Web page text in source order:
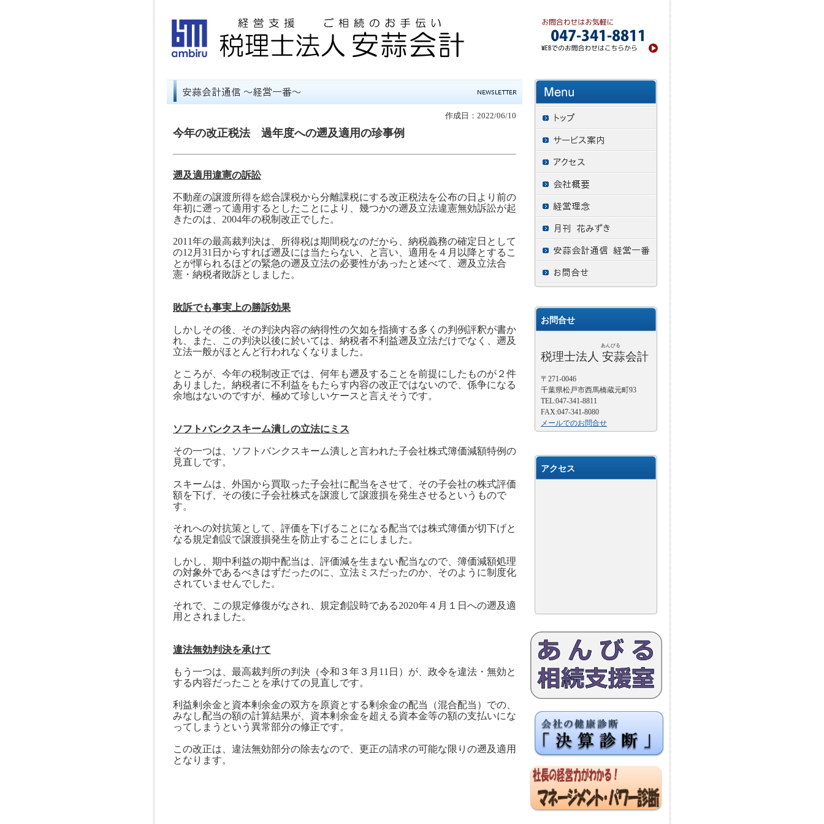
作成日：2022/06/10
今年の改正税法 過年度への遡及適用の珍事例
遡及適用違憲の訴訟
不動産の譲渡所得を総合課税から分離課税にする改正税法を公布の日より前の
年初に遡って適用するとしたことにより、幾つかの遡及立法違憲無効訴訟が起
きたのは、 2004年の税制改正でした。
2011年の最高裁判決は、所得税は期間税なのだから、納税義務の確定日として
の12 月 31 日からすれば遡及には当たらない、と言い、適用を４月以降とするこ
とが憚られるほどの緊急の遡及立法の必要性があったと述べて、遡及立法合
憲・納税者敗訴としました。
敗訴でも事実上の勝訴効果
しかしその後、その判決内容の納得性の欠如を指摘する多くの判例評釈が書か
れ、また、この判決以後に於いては、納税者不利益遡及立法だけでなく、遡及
立法一般がほとんど行われなくなりました。
ところが、今年の税制改正では、何年も遡及することを前提にしたものが２件
ありました。納税者に不利益をもたらす内容の改正ではないので、係争になる
余地はないのですが、極めて珍しいケースと言えそうです。
ソフトバンクスキーム潰しの立法にミス
その一つは、ソフトバンクスキーム潰しと言われた子会社株式簿価減額特例の
見直しです。
スキームは、外国から買取った子会社に配当をさせて、その子会社の株式評価
額を下げ、その後に子会社株式を譲渡して譲渡損を発生させるというもので
す。
それへの対抗策として、評価を下げることになる配当では株式簿価が切下げと
なる規定創設で譲渡損発生を防止することにしました。
しかし、期中利益の期中配当は、評価減を生まない配当なので、簿価減額処理
の対象外であるべきはずだったのに、立法ミスだったのか、そのように制度化
されていませんでした。
それで、この規定修復がなされ、規定創設時である2020年４月１日への遡及適
用とされました。
違法無効判決を承けて
もう一つは、最高裁判所の判決（令和３年３月 11 日）が、政令を違法・無効と
する内容だったことを承けての見直しです。
利益剰余金と資本剰余金の双方を原資とする剰余金の配当（混合配当）での、
みなし配当の額の計算結果が、資本剰余金を超える資本金等の額の支払いにな
ってしまうという異常部分の修正です。
この改正は、違法無効部分の除去なので、更正の請求の可能な限りの遡及適用
となります。
お問合せ
あんびる
税理士法人 安蒜会計
〒271-0046
千葉県松戸市西馬橋蔵元町93
TEL:047-341-8811
FAX:047-341-8080
メールでのお問合せ
アクセス